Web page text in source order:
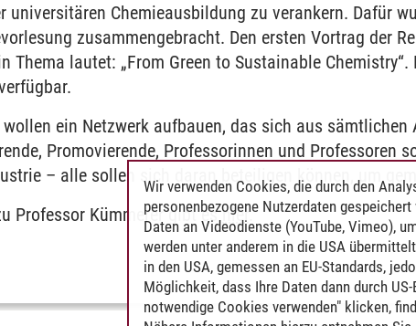
universitären Chemieausbildung zu verankern. Dafür
zusammengebracht. Den ersten Vortrag der
Thema lautet: „From Green to Sustainable
ein Netzwerk aufbauen, das sich aus sämtlichen
Promovierende, Professorinnen und Professoren
– alle sollen sich daran beteiligen können, um
Professor Kümmerer gibt eshier.
Wir verwenden Cookies, die durch den
personenbezogene Nutzerdaten
Daten an Videodienste (YouTube, Vimeo),
werden unter anderem in die USA
in den USA, gemessen an EU-Standards,
Möglichkeit, dass Ihre Daten dann durch
notwendige Cookies verwenden" klicken,